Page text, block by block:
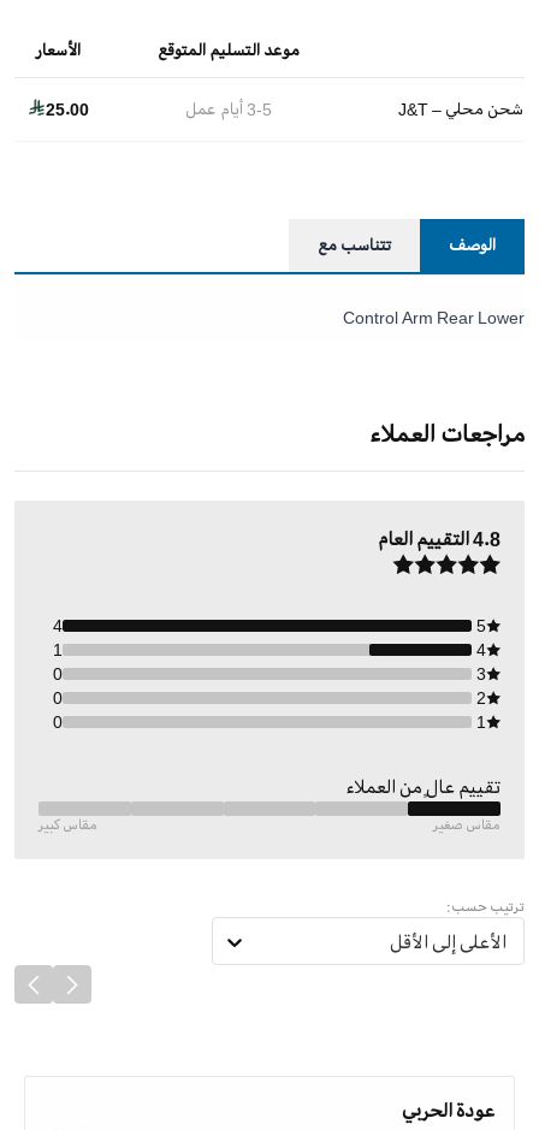
موعد التسليم المتوقع الأسعار
شحن محلي – J&T 3-5أيام عمل 25.00
الوصف تتناسب مع
Control Arm Rear Lower
مراجعات العملاء
4.8التقييم العام
5
4
4
1
3
0
2
0
1
0
تقييم عالٍ من العملاء
مقاس صغير مقاس كبير
ترتيب حسب:
الأعلى إلى الأقل
عودة الحربي